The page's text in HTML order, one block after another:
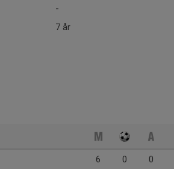
-
7 år
6 0 0